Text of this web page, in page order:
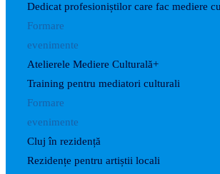
Dedicat profesioniștilor care fac mediere
Formare
evenimente
Atelierele Mediere Culturală+
Training pentru mediatori culturali
Formare
evenimente
Cluj în rezidență
Rezidențe pentru artiștii locali